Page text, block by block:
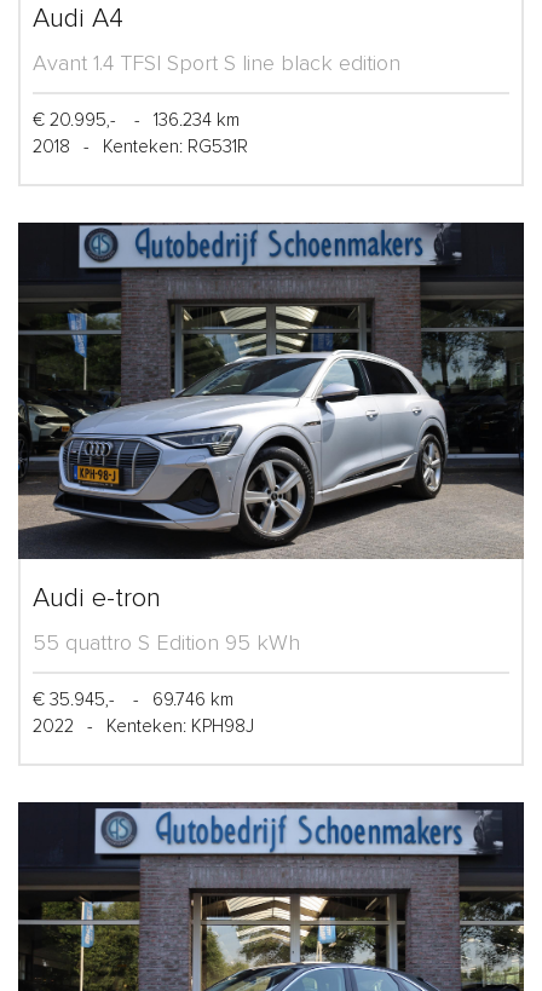
Audi A4
Avant 1.4 TFSI Sport S line black edition
€ 20.995,- -
136.234 km
2018
- Kenteken: RG531R
Audi e-tron
55 quattro S Edition 95 kWh
€ 35.945,- -
69.746 km
2022
- Kenteken: KPH98J